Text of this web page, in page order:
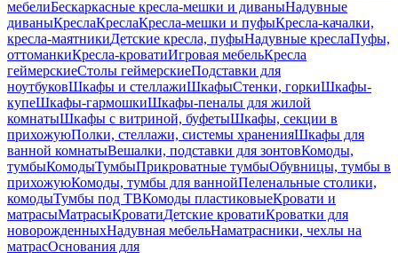
мебелиБескаркасные кресла-мешки и диваныНадувные
диваныКреслаКреслаКресла-мешки и пуфыКресла-качалки,
кресла-маятникиДетские кресла, пуфыНадувные креслаПуфы,
оттоманкиКресла-кроватиИгровая мебельКресла
геймерскиеСтолы геймерскиеПодставки для
ноутбуковШкафы и стеллажиШкафыСтенки, горкиШкафы-
купеШкафы-гармошкиШкафы-пеналы для жилой
комнатыШкафы с витриной, буфетыШкафы, секции в
прихожуюПолки, стеллажи, системы храненияШкафы для
ванной комнатыВешалки, подставки для зонтовКомоды,
тумбыКомодыТумбыПрикроватные тумбыОбувницы, тумбы в
прихожуюКомоды, тумбы для ваннойПеленальные столики,
комодыТумбы под ТВКомоды пластиковыеКровати и
матрасыМатрасыКроватиДетские кроватиКроватки для
новорожденныхНадувная мебельНаматрасники, чехлы на
матрасОснования для